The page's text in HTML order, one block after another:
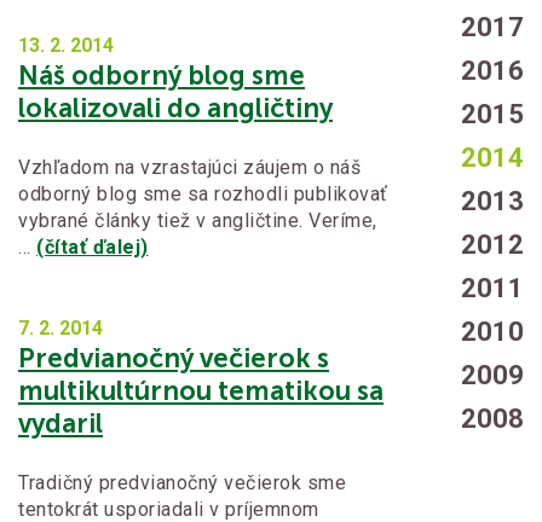
13. 2. 2014
Náš odborný blog sme
lokalizovali do angličtiny
Vzhľadom na vzrastajúci záujem o náš
odborný blog sme sa rozhodli publikovať
vybrané články tiež v angličtine. Veríme,
… (čítať ďalej)
7. 2. 2014
Predvianočný večierok s
multikultúrnou tematikou sa
vydaril
Tradičný predvianočný večierok sme
tentokrát usporiadali v príjemnom
2017
2016
2015
2014
2013
2012
2011
2010
2009
2008